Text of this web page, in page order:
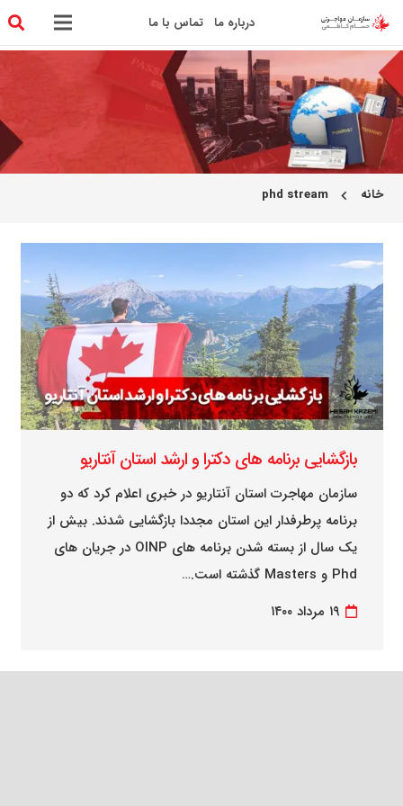
درباره ما تماس با ما
خانه chevron_left
phd stream
بازگشایی برنامه های دکترا و ارشد استان آنتاریو
سازمان مهاجرت استان آنتاریو در خبری اعلام کرد که دو
برنامه پرطرفدار این استان مجددا بازگشایی شدند. بیش از
یک سال از بسته شدن برنامه های OINP در جریان های
Phd و Masters گذشته است.…
۱۹ مرداد ۱۴۰۰